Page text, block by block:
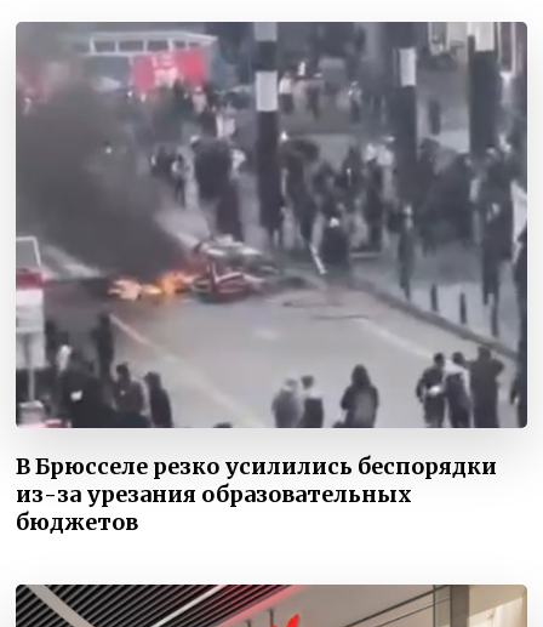
В Брюсселе резко усилились беспорядки
из-за урезания образовательных
бюджетов